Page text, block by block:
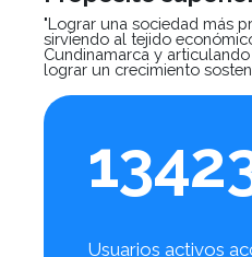
"Lograr una sociedad más
sirviendo al tejido
Cundinamarca y
lograr un crecimiento
Usuarios activos